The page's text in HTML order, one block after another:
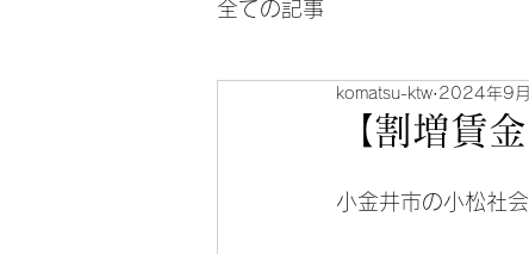
全ての記事
【割増賃
komatsu-ktw 2024年9
小金井市の小松社